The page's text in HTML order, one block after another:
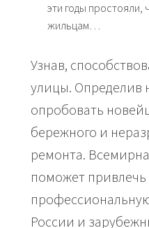
эти годы простояли,
жильцам…
Узнав,
улицы. Определив
опробовать
бережного и
ремонта.
поможет
России и